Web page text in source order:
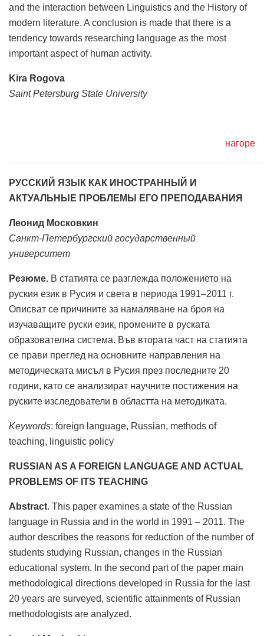
and the interaction between Linguistics and the History of
modern literature. A conclusion is made that there is a
tendency towards researching language as the most
important aspect of human activity.
Kira Rogova
Saint Petersburg State University
нагоре
РУССКИЙ ЯЗЫК КАК ИНОСТРАННЫЙ И
АКТУАЛЬНЫЕ ПРОБЛЕМЫ ЕГО ПРЕПОДАВАНИЯ
Леонид Московкин
Санкт-Петербургский государственный
университет
Резюме. В статията се разглежда положението на
руския език в Русия и света в периода 1991–2011 г.
Описват се причините за намаляване на броя на
изучаващите руски език, промените в руската
образователна система. Във втората част на статията
се прави преглед на основните направления на
методическата мисъл в Русия през последните 20
години, като се анализират научните постижения на
руските изследователи в областта на методиката.
Keywords: foreign language, Russian, methods of
teaching, linguistic policy
RUSSIAN AS A FOREIGN LANGUAGE AND ACTUAL
PROBLEMS OF ITS TEACHING
Abstract. This paper examines a state of the Russian
language in Russia and in the world in 1991 – 2011. The
author describes the reasons for reduction of the number of
students studying Russian, changes in the Russian
educational system. In the second part of the paper main
methodological directions developed in Russia for the last
20 years are surveyed, scientific attainments of Russian
methodologists are analyzed.